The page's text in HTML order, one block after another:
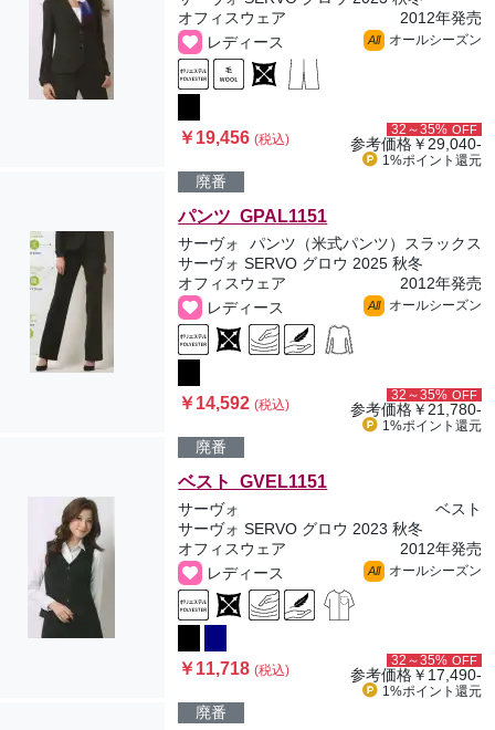
オフィスウェア
2012年発売
レディース
All オールシーズン
￥19,456(税込)
32～35% OFF
参考価格￥29,040-
1%ポイント 還元
廃番
パンツ GPAL1151
サーヴォ
パンツ（米式パンツ）スラックス
サーヴォ SERVO グロウ 2025 秋冬
オフィスウェア
2012年発売
レディース
All オールシーズン
￥14,592(税込)
32～35% OFF
参考価格￥21,780-
1%ポイント 還元
廃番
ベスト GVEL1151
サーヴォ
ベスト
サーヴォ SERVO グロウ 2023 秋冬
オフィスウェア
2012年発売
レディース
All オールシーズン
￥11,718(税込)
32～35% OFF
参考価格￥17,490-
1%ポイント 還元
廃番